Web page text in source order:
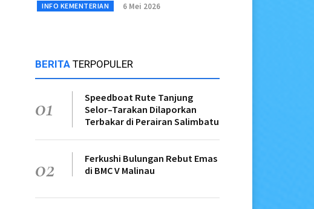
INFO KEMENTERIAN 6 Mei 2026
BERITA TERPOPULER
01
Speedboat Rute Tanjung
Selor–Tarakan Dilaporkan
Terbakar di Perairan Salimbatu
02
Ferkushi Bulungan Rebut Emas
di BMC V Malinau